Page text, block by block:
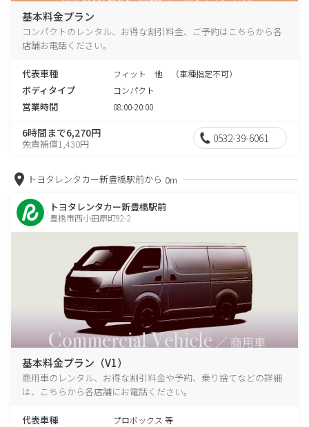
基本料金プラン
コンパクトのレンタル、お得な割引料金、ご予約はこちらから各
店舗お電話ください。
代表車種 フィット 他 （車種指定不可）
ボディタイプ コンパクト
営業時間 08:00-20:00
6時間まで6,270円
免責補償1,430円 0532-39-6061
トヨタレンタカー新豊橋駅前から 0m
トヨタレンタカー新豊橋駅前
豊橋市西小田原町92-2
基本料金プラン（V1）
商用車のレンタル、お得な割引料金や予約、乗り捨てなどの詳細
は、こちらから各店舗にお電話ください。
代表車種 プロボックス 等